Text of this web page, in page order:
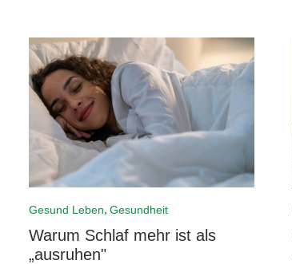
Gesund Leben, Gesundheit
Warum Schlaf mehr ist als
„ausruhen"